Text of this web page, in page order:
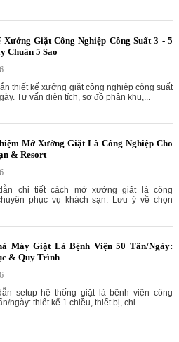
Xưởng Giặt Công Nghiệp Công Suất 3 - 5
Chuẩn 5 Sao
thiết kế xưởng giặt công nghiệp công suất
Tư vấn diện tích, sơ đồ phân khu,...
Mở Xưởng Giặt Là Công Nghiệp Cho
& Resort
chi tiết cách mở xưởng giặt là công
phục vụ khách sạn. Lưu ý về chọn
Máy Giặt Là Bệnh Viện 50 Tấn/Ngày:
& Quy Trình
setup hệ thống giặt là bệnh viện công
ngày: thiết kế 1 chiều, thiết bị, chi...